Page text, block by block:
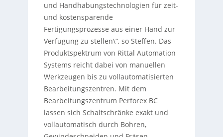
und Handhabungstechnologien für zeit-
und kostensparende
Fertigungsprozesse aus einer Hand zur
Verfügung zu stellen\“, so Steffen. Das
Produktspektrum von Rittal Automation
Systems reicht dabei von manuellen
Werkzeugen bis zu vollautomatisierten
Bearbeitungszentren. Mit dem
Bearbeitungszentrum Perforex BC
lassen sich Schaltschränke exakt und
vollautomatisch durch Bohren,